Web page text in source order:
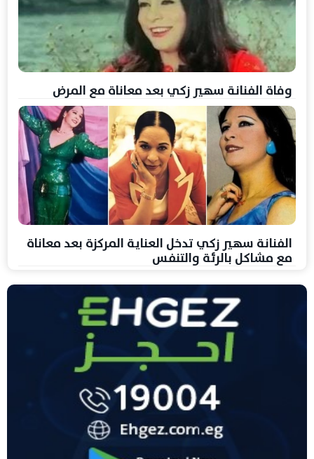
وفاة الفنانة سهير زكي بعد معاناة مع المرض
الفنانة سهير زكي تدخل العناية المركزة بعد معاناة
مع مشاكل بالرئة والتنفس